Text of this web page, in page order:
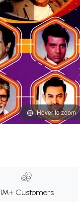
Hover to zoom
1M+ Customers